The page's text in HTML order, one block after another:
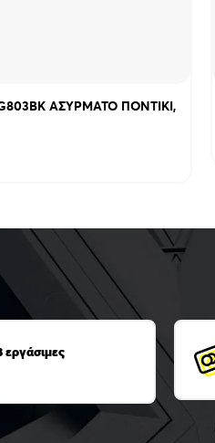
ΑΣΥΡΜΑΤΟ ΠΟΝΤΙΚΙ,
εργάσιμες